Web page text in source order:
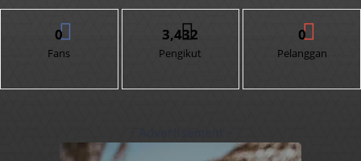
0
Fans
3,432
Pengikut
0
Pelanggan